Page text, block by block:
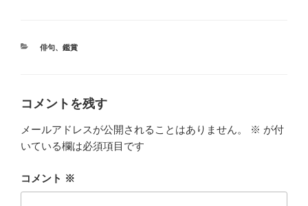
カ
俳句、 鑑賞
コメントを残す
メールアドレスが公開されることはありません。 ※ が付
いている欄は必須項目です
コメント ※